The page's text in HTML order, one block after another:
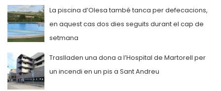
La piscina d’Olesa també tanca per defecacions,
en aquest cas dos dies seguits durant el cap de
setmana
Traslladen una dona a l’Hospital de Martorell per
un incendi en un pis a Sant Andreu